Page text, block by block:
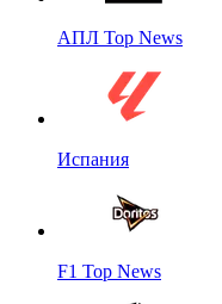
АПЛ Top News
Испания
F1 Top News